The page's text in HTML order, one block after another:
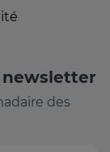
newsletter
des